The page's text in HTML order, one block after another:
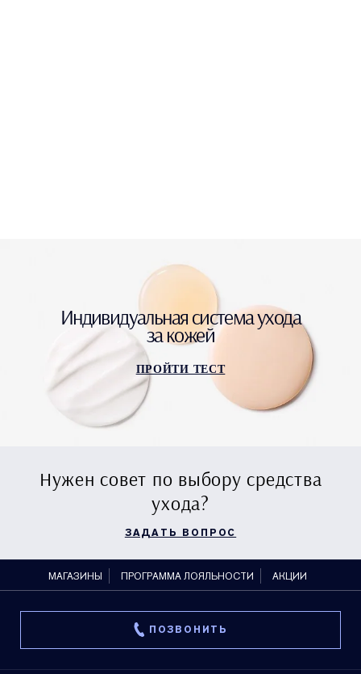
Индивидуальная система ухода
за кожей
ПРОЙТИ ТЕСТ
Нужен совет по выбору средства
ухода?
ЗАДАТЬ ВОПРОС
МАГАЗИНЫ ПРОГРАММА ЛОЯЛЬНОСТИ АКЦИИ
ПОЗВОНИТЬ